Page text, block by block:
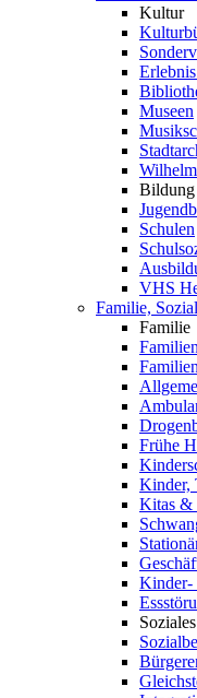
Kultur
Museen
Bildung
Schulen
VHS
Familie,
Familie
Frühe
Kinder,
Kitas &
Kinder-
Soziales